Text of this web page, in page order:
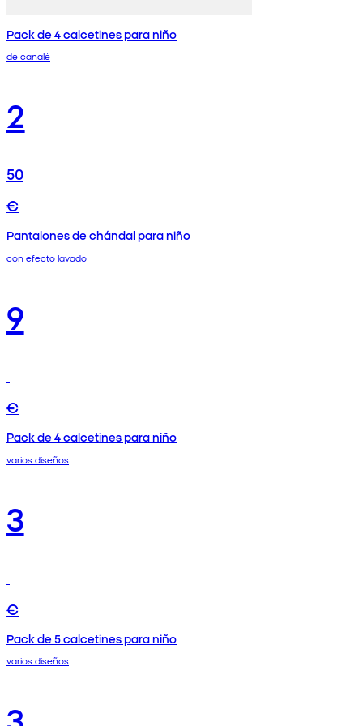
Pack de 4 calcetines para niño
de canalé
2
50
€
Pantalones de chándal para niño
con efecto lavado
9
€
Pack de 4 calcetines para niño
varios diseños
3
€
Pack de 5 calcetines para niño
varios diseños